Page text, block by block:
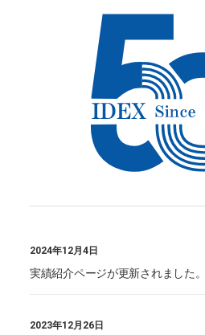
2024年12月4日
実績紹介ページが更新されました。
2023年12月26日